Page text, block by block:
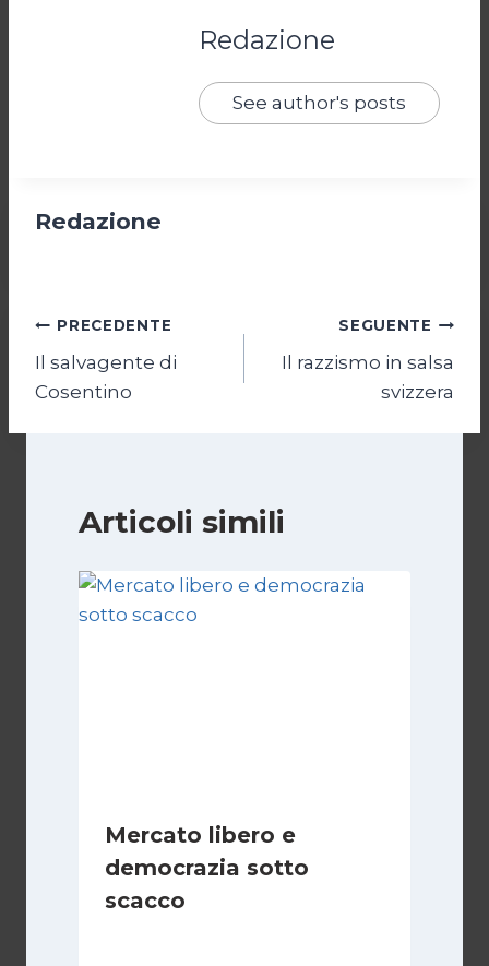
Redazione
See author's posts
Redazione
Navigazione
articoli
PRECEDENTE
Il salvagente di
Cosentino
SEGUENTE
Il razzismo in salsa
svizzera
Articoli simili
Mercato libero e
democrazia sotto
scacco